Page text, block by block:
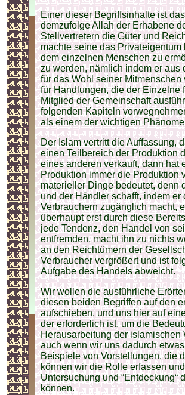
Einer dieser Begriffsinhalte ist
demzufolge Allah der Erhabene
Stellvertretern die Güter und
machte seine das
dem einzelnen Menschen zu
zu werden, nämlich indem er aus
für das Wohl seiner
für Handlungen, die der Einzelne
Mitglied der Gemeinschaft
folgenden Kapiteln
als einem der wichtigen
Der Islam vertritt die Auffassung,
einen Teilbereich der Produktion
eines anderen verkauft, dann hat
Produktion immer die Produktion
materieller Dinge bedeutet, denn
und der Händler schafft, indem
Verbrauchern zugänglich macht,
überhaupt erst durch diese
jede Tendenz, den Handel von
entfremden, macht ihn zu nichts
an den Reichtümern der
Verbraucher vergrößert und ist
Aufgabe des Handels abweicht.
Wir wollen die ausführliche
diesen beiden Begriffen auf den
aufschieben, und uns hier auf
der erforderlich ist, um die
Herausarbeitung der
auch wenn wir uns dadurch
Beispiele von Vorstellungen, die
können wir die Rolle erfassen
Untersuchung und
können.